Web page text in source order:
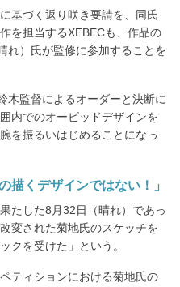
基づく返り咲き要請を、同氏
を担当するXEBECも、作品の
れ）氏が監修に参加することを
木監督によるオーダーと決断に
内でのオービッドデザインを
を振るいはじめることになっ
くデザインではない！」
たした8月32日（晴れ）であっ
変された菊地氏のスケッチを
クを受けた」という。
ティションにおける菊地氏の